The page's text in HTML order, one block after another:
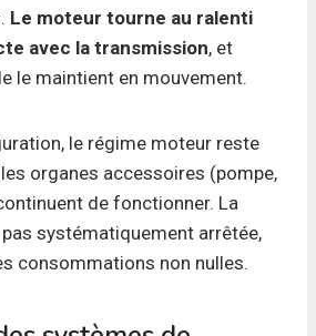
Le moteur tourne au ralenti
avec la transmission, et
le maintient en mouvement.
le régime moteur reste
organes accessoires (pompe,
de fonctionner. La
systématiquement arrêtée,
consommations non nulles.